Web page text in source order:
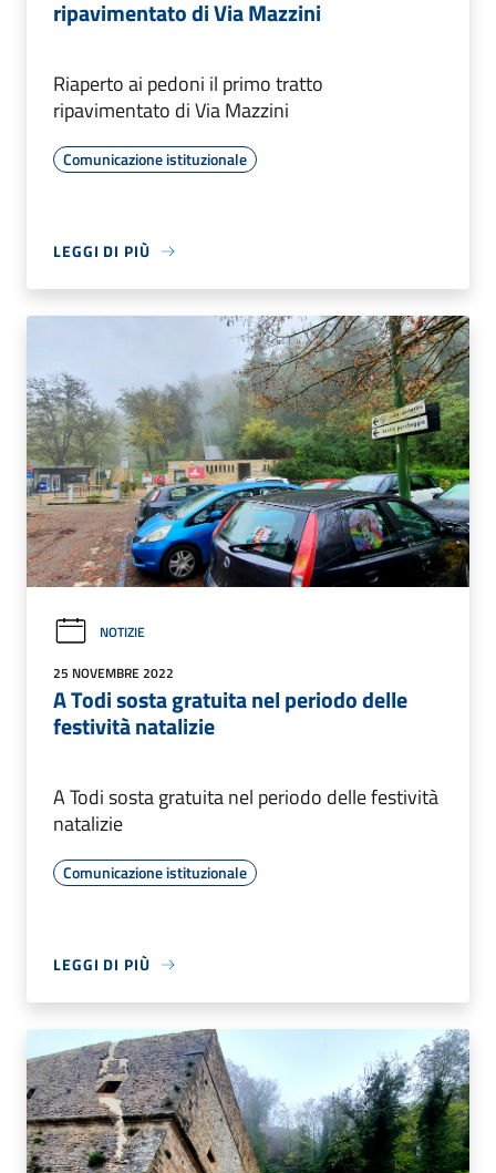
ripavimentato di Via Mazzini
Riaperto ai pedoni il primo tratto
ripavimentato di Via Mazzini
Comunicazione istituzionale
LEGGI DI PIÙ
NOTIZIE
25 NOVEMBRE 2022
A Todi sosta gratuita nel periodo delle
festività natalizie
A Todi sosta gratuita nel periodo delle festività
natalizie
Comunicazione istituzionale
LEGGI DI PIÙ